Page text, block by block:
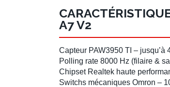
A7 V2
Capteur PAW3950 TI – jusqu’à
Polling rate 8000 Hz (filaire &
Chipset Realtek haute
Switchs mécaniques Omron –